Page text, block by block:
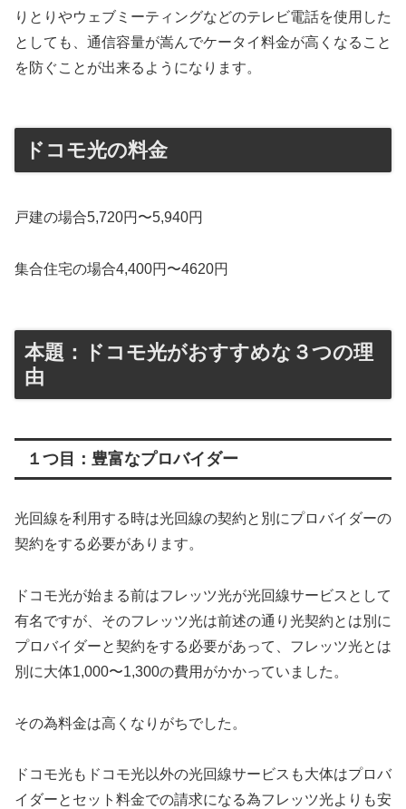
りとりやウェブミーティングなどのテレビ電話を使用した
としても、通信容量が嵩んでケータイ料金が高くなること
を防ぐことが出来るようになります。
ドコモ光の料金
戸建の場合5,720円〜5,940円
集合住宅の場合4,400円〜4620円
本題：ドコモ光がおすすめな３つの理
由
１つ目：豊富なプロバイダー
光回線を利用する時は光回線の契約と別にプロバイダーの
契約をする必要があります。
ドコモ光が始まる前はフレッツ光が光回線サービスとして
有名ですが、そのフレッツ光は前述の通り光契約とは別に
プロバイダーと契約をする必要があって、フレッツ光とは
別に大体1,000〜1,300の費用がかかっていました。
その為料金は高くなりがちでした。
ドコモ光もドコモ光以外の光回線サービスも大体はプロバ
イダーとセット料金での請求になる為フレッツ光よりも安